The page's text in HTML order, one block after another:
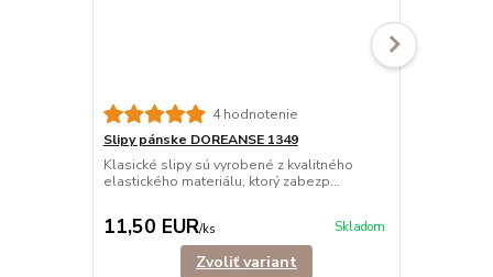
4 hodnotenie
Slipy pánske DOREANSE 1349
Klasické slipy sú vyrobené z kvalitného
elastického materiálu, ktorý zabezp...
11,50 EUR/ks Skladom
Zvoliť variant